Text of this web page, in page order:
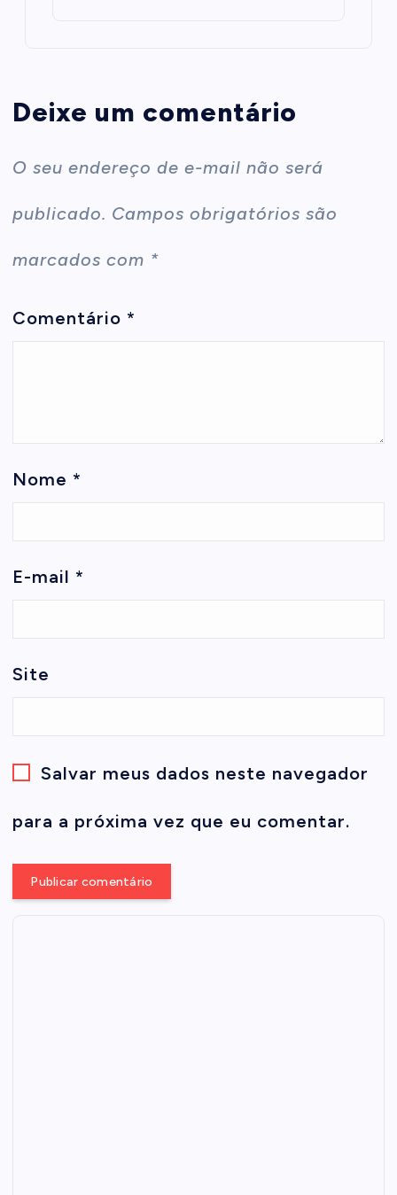
Deixe um comentário
O seu endereço de e-mail não será
publicado. Campos obrigatórios são
marcados com *
Comentário *
Nome *
E-mail *
Site
Salvar meus dados neste navegador
para a próxima vez que eu comentar.